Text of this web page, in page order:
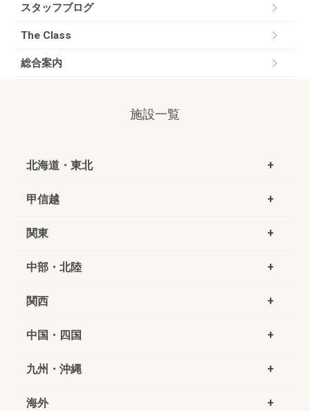
スタッフブログ
The Class
総合案内
施設一覧
北海道・東北
甲信越
関東
中部・北陸
関西
中国・四国
九州・沖縄
海外